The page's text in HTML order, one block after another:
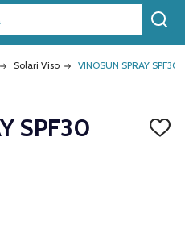
Solari Viso VINOSUN SPRAY
SPF30